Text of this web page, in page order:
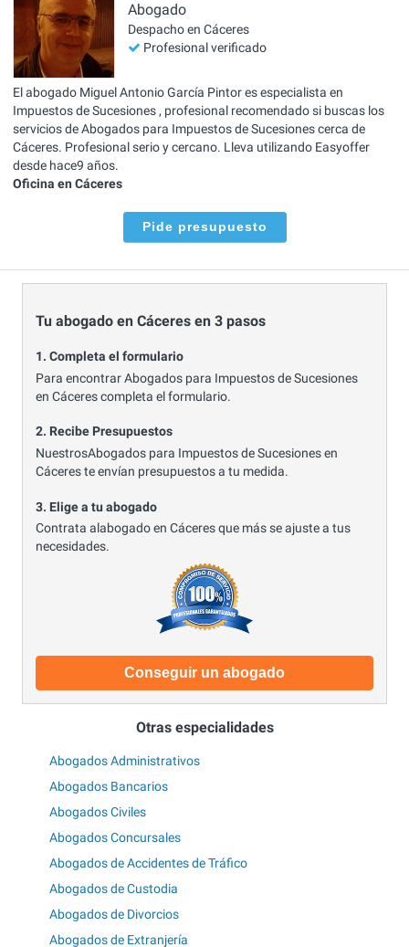
Abogado
Despacho en Cáceres
Profesional verificado
El abogado Miguel Antonio García Pintor es especialista en
Impuestos de Sucesiones , profesional recomendado si buscas los
servicios de Abogados para Impuestos de Sucesiones cerca de
Cáceres. Profesional serio y cercano. Lleva utilizando Easyoffer
desde hace9 años.
Oficina en Cáceres
Pide presupuesto
Tu abogado en Cáceres en 3 pasos
1. Completa el formulario
Para encontrar Abogados para Impuestos de Sucesiones
en Cáceres completa el formulario.
2. Recibe Presupuestos
NuestrosAbogados para Impuestos de Sucesiones en
Cáceres te envían presupuestos a tu medida.
3. Elige a tu abogado
Contrata alabogado en Cáceres que más se ajuste a tus
necesidades.
Conseguir un abogado
Otras especialidades
Abogados Administrativos
Abogados Bancarios
Abogados Civiles
Abogados Concursales
Abogados de Accidentes de Tráfico
Abogados de Custodia
Abogados de Divorcios
Abogados de Extranjería